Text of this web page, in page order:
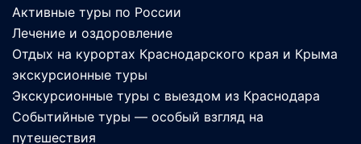
Активные туры по России
Лечение и оздоровление
Отдых на курортах Краснодарского края и Крыма
экскурсионные туры
Экскурсионные туры с выездом из Краснодара
Событийные туры — особый взгляд на
путешествия